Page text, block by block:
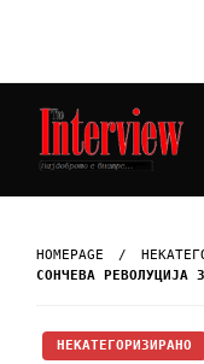
Интервју
HOMEPAGE
СОНЧЕВА РЕВОЛУЦИЈА
НЕКАТЕГОРИЗИРАНО